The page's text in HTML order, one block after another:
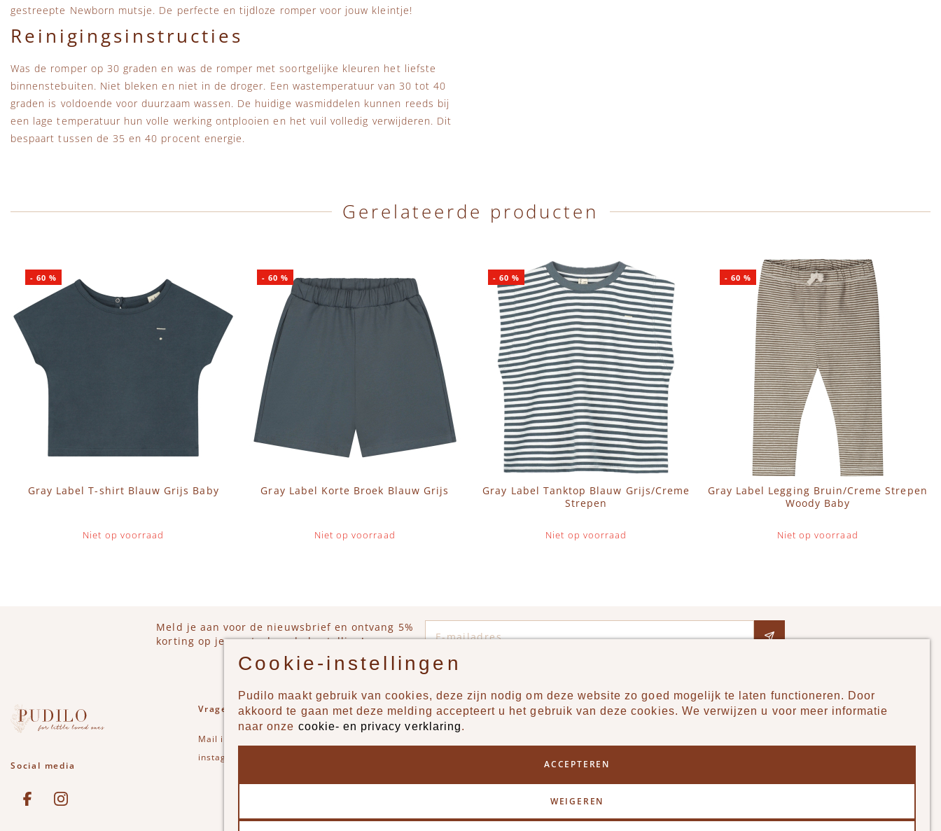
gestreepte Newborn mutsje. De perfecte en tijdloze romper voor jouw kleintje!
Reinigingsinstructies
Was de romper op 30 graden en was de romper met soortgelijke kleuren het liefste
binnenstebuiten. Niet bleken en niet in de droger. Een wastemperatuur van 30 tot 40
graden is voldoende voor duurzaam wassen. De huidige wasmiddelen kunnen reeds bij
een lage temperatuur hun volle werking ontplooien en het vuil volledig verwijderen. Dit
bespaart tussen de 35 en 40 procent energie.
Gerelateerde producten
Gray Label T-shirt Blauw Grijs Baby
Niet op voorraad
-60 %
Gray Label Korte Broek Blauw Grijs
Niet op voorraad
- 60 %
Gray Label Tanktop Blauw Grijs/Creme
Strepen
Niet op voorraad
-60 %
Gray Label Legging Bruin/Creme Strepen
Woody Baby
Niet op voorraad
- 60 %
Meld je aan voor de nieuwsbrief en ontvang 5%
korting op je eerstvolgende bestelling!
Social media
See our FacebookBekijk onze Instagram pagina
Vragen of opmerkingen?
Mail info@pudilo.nl
instagram
Producten
Merken
Pudilo
Klantenservice - Ruilen & Retourneren
Cookie-instellingen
Pudilo maakt gebruik van cookies, deze zijn nodig om deze website zo goed mogelijk te laten functioneren. Door
akkoord te gaan met deze melding accepteert u het gebruik van deze cookies. We verwijzen u voor meer informatie
naar onze cookie- en privacy verklaring.
ACCEPTEREN
WEIGEREN